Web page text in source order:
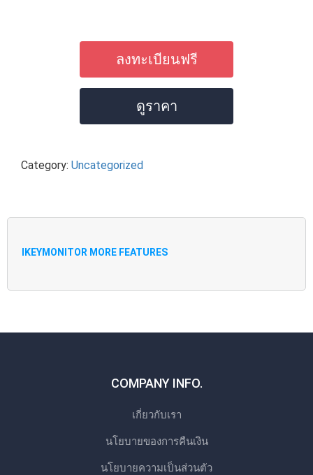
ลงทะเบียนฟรี
ดูราคา
Category: Uncategorized
IKEYMONITOR MORE FEATURES
COMPANY INFO.
เกี่ยวกับเรา
นโยบายของการคืนเงิน
นโยบายความเป็นส่วนตัว